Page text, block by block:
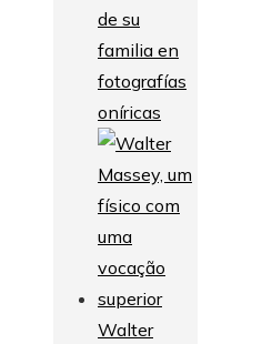
de su
familia en
fotografías
oníricas
Walter